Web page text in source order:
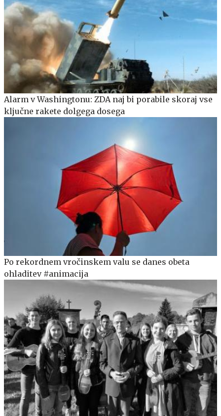
Alarm v Washingtonu: ZDA naj bi porabile skoraj vse
ključne rakete dolgega dosega
Po rekordnem vročinskem valu se danes obeta
ohladitev #animacija